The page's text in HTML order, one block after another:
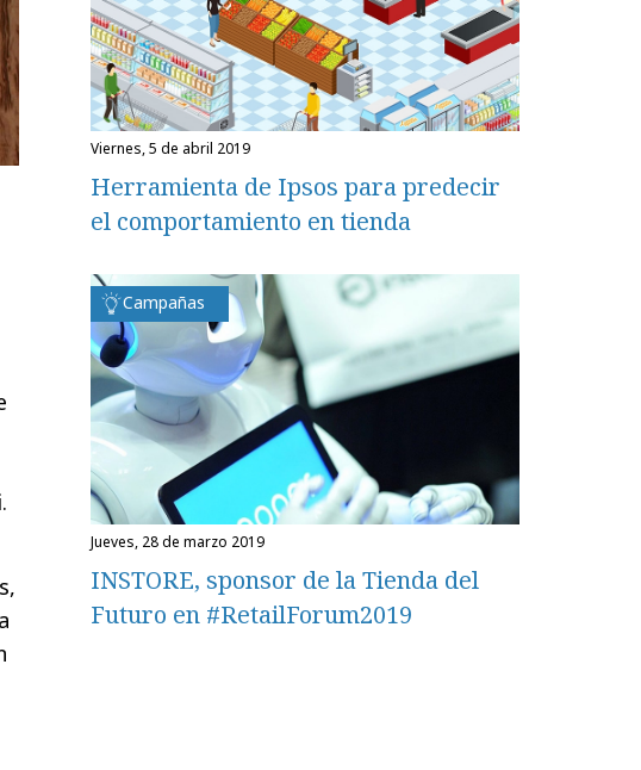
viernes, 5 de abril 2019
Herramienta de Ipsos para predecir
el comportamiento en tienda
Campañas
jueves, 28 de marzo 2019
INSTORE, sponsor de la Tienda del
Futuro en #RetailForum2019